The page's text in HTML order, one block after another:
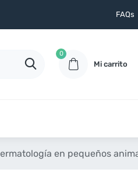
FAQs
0
Mi carrito
en pequeños